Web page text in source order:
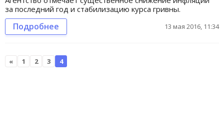
за последний год и стабилизацию курса гривны.
Подробнее 13 мая 2016, 11:34
« 1 2 3 4